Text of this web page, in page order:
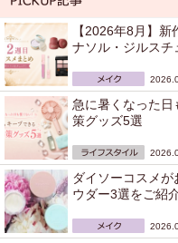
【2026年8月】
ナソル・ジルスチ
急に暑くなった日
策グッズ5選
ダイソーコスメ
ウダー3選をご紹